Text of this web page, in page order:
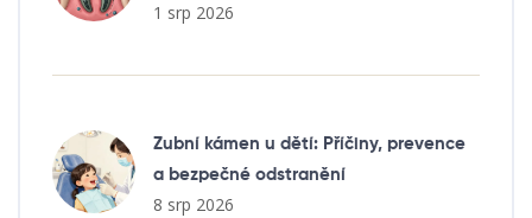
1 srp 2026
Zubní kámen u dětí: Příčiny, prevence
a bezpečné odstranění
8 srp 2026